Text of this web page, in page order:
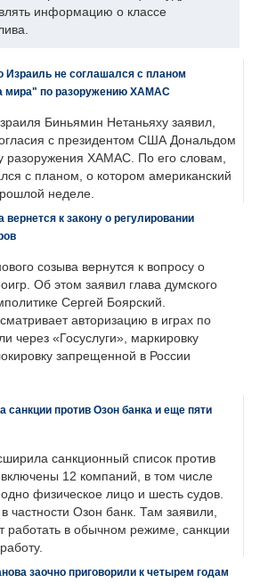
информацию о классе
Израиль не соглашался с планом
мира" по разоружению ХАМАС
Биньямин Нетаньяху заявил,
с президентом США Дональдом
разоружения ХАМАС. По его словам,
с планом, о котором американский
неделе.
к закону о регулировании
созыва вернутся к вопросу о
Об этом заявил глава думского
Сергей Боярский.
авторизацию в играх по
через «Госуслуги», маркировку
запрещенной в России
санкции против Озон банка и еще пяти
санкционный список против
12 компаний, в том числе
физическое лицо и шесть судов.
частности Озон банк. Там заявили,
работать в обычном режиме, санкции
заочно приговорили к четырем годам